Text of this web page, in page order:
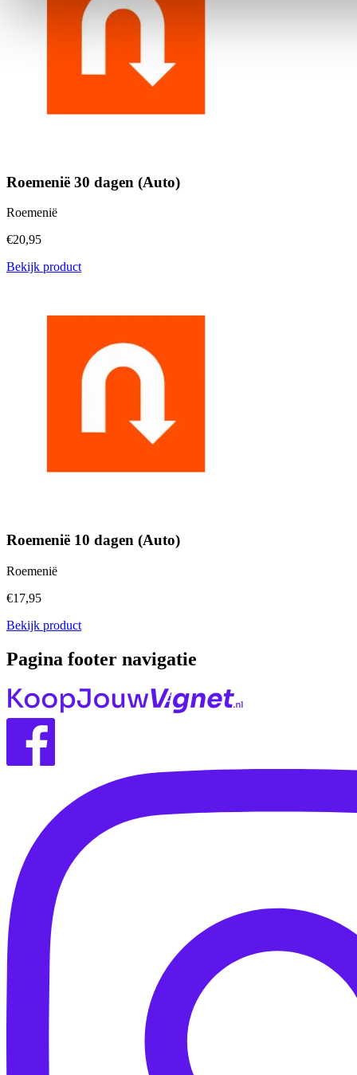
Roemenië 30 dagen (Auto)
Roemenië
€20,95
Bekijk product
Roemenië 10 dagen (Auto)
Roemenië
€17,95
Bekijk product
Pagina footer navigatie